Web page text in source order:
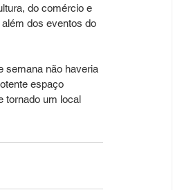
do comércio e
dos eventos do
semana não haveria
espaço
tornado um local